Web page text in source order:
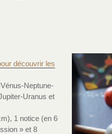
découvrir les
Neptune-
Uranus et
1 notice (en 6
» et 8